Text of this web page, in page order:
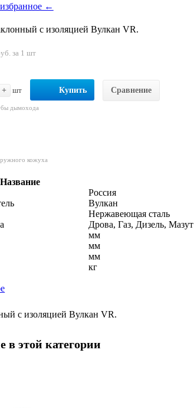
←
с изоляцией Вулкан VR.
за 1 шт
+ шт Купить Сравнение
дымохода
кожуха
Название
Россия
Вулкан
Нержавеющая сталь
Дрова, Газ, Дизель, Мазут
мм
мм
мм
кг
с изоляцией Вулкан VR.
в этой категории